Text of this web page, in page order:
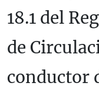
18.1 del
de
conductor